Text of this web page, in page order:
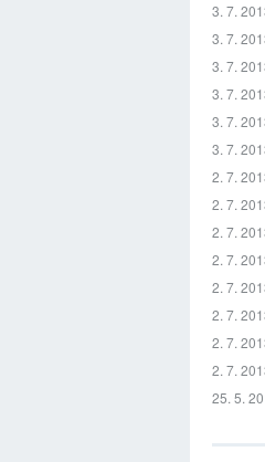
3. 7.
3. 7.
3. 7.
3. 7.
3. 7.
3. 7.
2. 7.
2. 7.
2. 7.
2. 7.
2. 7.
2. 7.
2. 7.
2. 7.
25. 5.